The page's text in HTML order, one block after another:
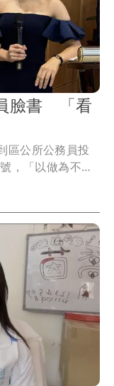
臉書 「看
區公所公務員投
，「以做為不